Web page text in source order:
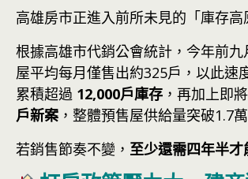
高雄房市正進入前所未見的「庫存高
根據高雄市代銷公會統計，今年前九
屋平均每月僅售出約325戶，以此速
累積超過 12,000戶庫存 ，再加上即
戶新案 ，整體預售屋供給量突破1.7
若銷售節奏不變， 至少還需四年半